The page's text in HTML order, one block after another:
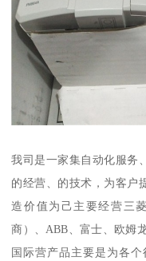
我司是一家集自动化服务
的经营、的技术，为客户
造价值为己主要经营三
商）、ABB、富士、欧姆
国际营产品主要是为各